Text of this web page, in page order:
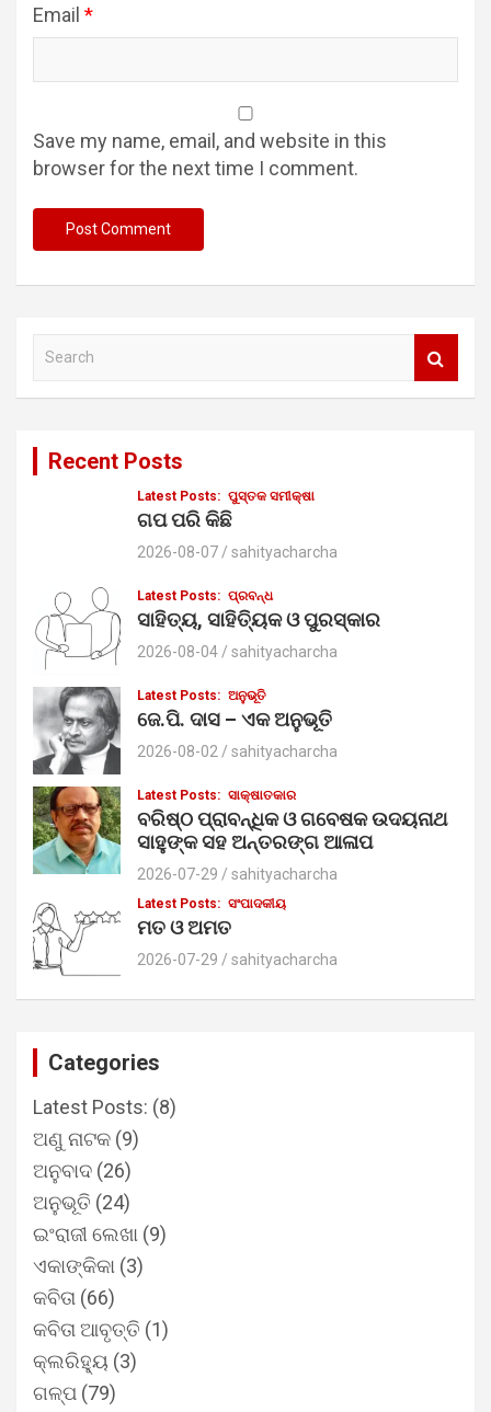
Email *
Save my name, email, and website in this
browser for the next time I comment.
a
Recent Posts
Latest Posts: ପୁସ୍ତକ ସମୀକ୍ଷା
ଗପ ପରି କିଛି
2026-08-07 sahityacharcha
Latest Posts: ପ୍ରବନ୍ଧ
ସାହିତ୍ୟ, ସାହିତ୍ୟିକ ଓ ପୁରସ୍କାର
2026-08-04 sahityacharcha
Latest Posts: ଅନୁଭୂତି
ଜେ.ପି. ଦାସ – ଏକ ଅନୁଭୂତି
2026-08-02 sahityacharcha
Latest Posts: ସାକ୍ଷାତକାର
ବରିଷ୍ଠ ପ୍ରାବନ୍ଧିକ ଓ ଗବେଷକ ଉଦୟନାଥ
ସାହୁଙ୍କ ସହ ଅନ୍ତରଙ୍ଗ ଆଳାପ
2026-07-29 sahityacharcha
Latest Posts: ସଂପାଦକୀୟ
ମତ ଓ ଅମତ
2026-07-29 sahityacharcha
Categories
Latest Posts: (8)
ଅଣୁ ନାଟକ (9)
ଅନୁବାଦ (26)
ଅନୁଭୂତି (24)
ଇଂରାଜୀ ଲେଖା (9)
ଏକାଙ୍କିକା (3)
କବିତା (66)
କବିତା ଆବୃତ୍ତି (1)
କ୍ଲରିହ୍ୟୁ (3)
ଗଳ୍ପ (79)